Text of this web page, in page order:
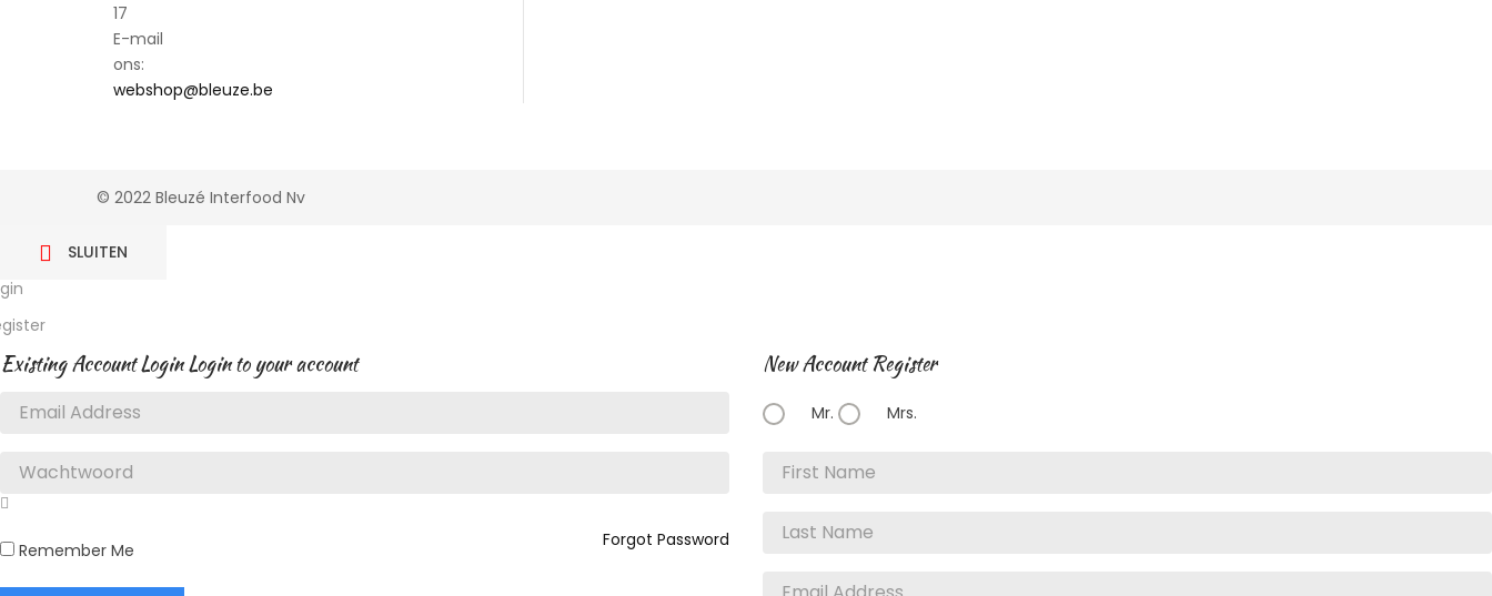
17
E-mail
ons:
webshop@bleuze.be
© 2022 Bleuzé Interfood Nv

SLUITEN
Existing Account LoginLogin to your account
Remember Me Forgot Password
New Account Register
Mr. Mrs.